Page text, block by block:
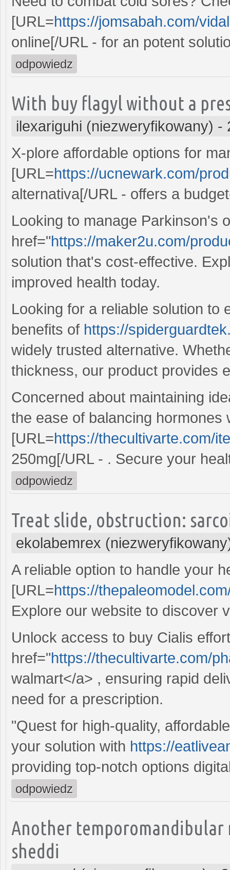
[URL=https://jomsabah.com/
online[/URL - for an potent
odpowiedz
With buy flagyl without a
ilexariguhi (niezweryfikowany) -
X-plore affordable options for
[URL=https://ucnewark.com/
alternativa[/URL - offers a
Looking to manage Parkinson's
href="https://maker2u.com/
solution that's cost-effective.
improved health today.
Looking for a reliable solution to
benefits of https://
widely trusted alternative.
thickness, our product provides
Concerned about maintaining
the ease of balancing hormones
[URL=https://thecultivarte.com/
250mg[/URL - . Secure your
odpowiedz
Treat slide, obstruction:
ekolabemrex
A reliable option to handle your
[URL=https://
Explore our website to discover
Unlock access to buy Cialis
href="https://thecultivarte.com/
walmart</a> , ensuring rapid
need for a prescription.
"Quest for high-quality,
your solution with https://
providing top-notch options
odpowiedz
Another temporomandibular
sheddi